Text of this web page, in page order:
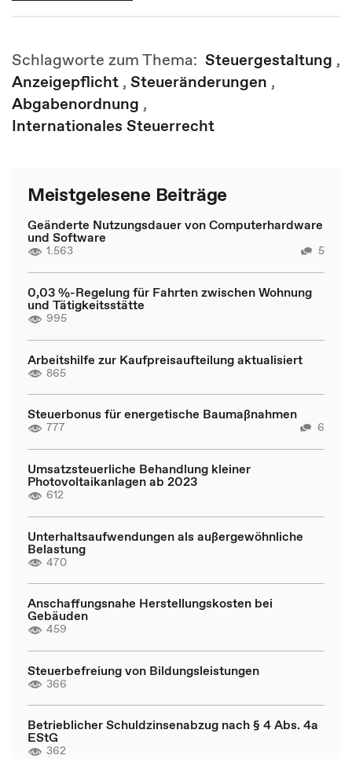
Schlagworte zum Thema: Steuergestaltung ,
Anzeigepflicht , Steueränderungen ,
Abgabenordnung ,
Internationales Steuerrecht
Meistgelesene Beiträge
Geänderte Nutzungsdauer von Computerhardware
und Software
1.563 5
0,03 %-Regelung für Fahrten zwischen Wohnung
und Tätigkeitsstätte
995
Arbeitshilfe zur Kaufpreisaufteilung aktualisiert
865
Steuerbonus für energetische Baumaßnahmen
777 6
Umsatzsteuerliche Behandlung kleiner
Photovoltaikanlagen ab 2023
612
Unterhaltsaufwendungen als außergewöhnliche
Belastung
470
Anschaffungsnahe Herstellungskosten bei
Gebäuden
459
Steuerbefreiung von Bildungsleistungen
366
Betrieblicher Schuldzinsenabzug nach § 4 Abs. 4a
EStG
362